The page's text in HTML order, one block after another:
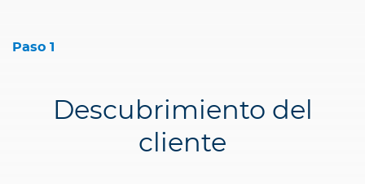
Paso 1
Descubrimiento del
cliente